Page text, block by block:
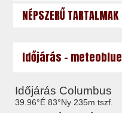
NÉPSZERŰ TARTALMAK
Időjárás - meteoblue